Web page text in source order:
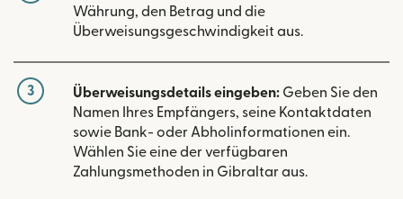
Währung, den Betrag und die
Überweisungsgeschwindigkeit aus.
3 Überweisungsdetails eingeben: Geben Sie den
Namen Ihres Empfängers, seine Kontaktdaten
sowie Bank- oder Abholinformationen ein.
Wählen Sie eine der verfügbaren
Zahlungsmethoden in Gibraltar aus.